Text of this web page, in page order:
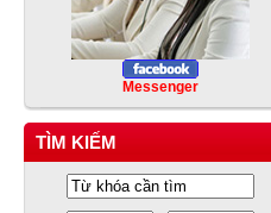
Messenger
TÌM KIẾM